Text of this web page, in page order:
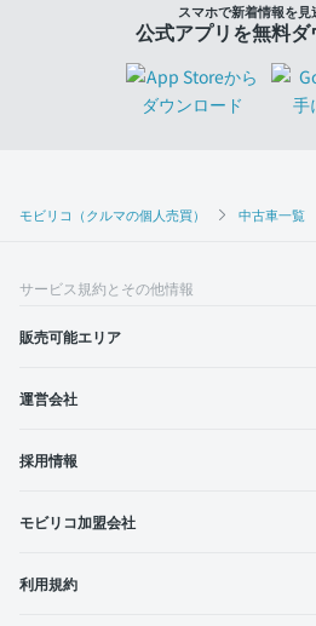
モビリコ（クルマの個人売買） 中古車一覧
スマホで新着情報を見
公式アプリを無料
サービス規約とその他情報
販売可能エリア
運営会社
採用情報
モビリコ加盟会社
利用規約